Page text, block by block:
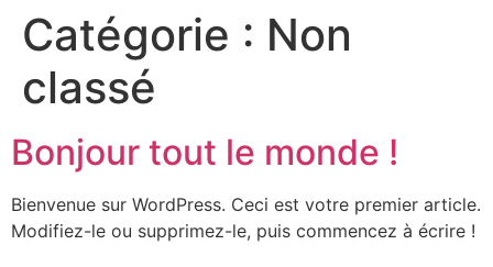
Catégorie : Non
classé
Bonjour tout le monde !
Bienvenue sur WordPress. Ceci est votre premier article.
Modifiez-le ou supprimez-le, puis commencez à écrire !